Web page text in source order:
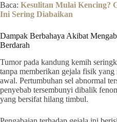
Baca: Kesulitan Mulai Kencing?
Ini Sering Diabaikan
Dampak Berbahaya Akibat
Berdarah
Tumor pada kandung kemih
tanpa memberikan gejala fisik yang
awal. Pertumbuhan sel abnormal
penyebab tersembunyi dibalik
yang bersifat hilang timbul.